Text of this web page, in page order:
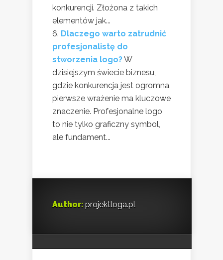
konkurencji. Złożona z takich
elementów jak...
Dlaczego warto zatrudnić
profesjonalistę do
stworzenia logo?W
dzisiejszym świecie biznesu,
gdzie konkurencja jest ogromna,
pierwsze wrażenie ma kluczowe
znaczenie. Profesjonalne logo
to nie tylko graficzny symbol,
ale fundament...
Author: projektloga.pl